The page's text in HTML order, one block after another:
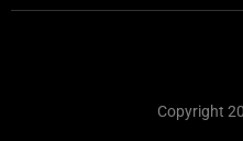
Copyright